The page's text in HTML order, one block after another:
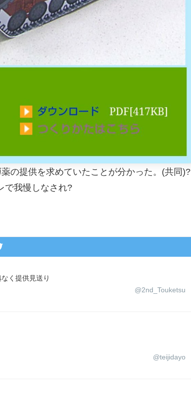
の提供を求めていたことが分かった。(共同)?
で我慢しなされ?
く提供見送り
@2nd_Touketsu
@teijidayo